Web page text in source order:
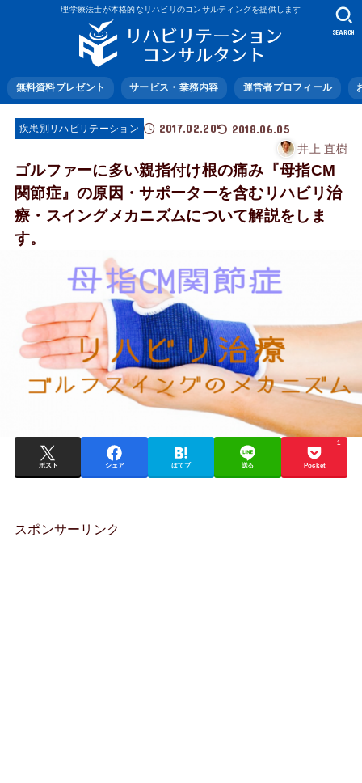
理学療法士が本格的なリハビリのコンサルティングを提供します
無料資料プレゼント サービス・業務内容 運営者プロフィール
SEARCH
疾患別リハビリテーション 2017.02.20 2018.06.05
井上 直樹
ゴルファーに多い親指付け根の痛み『母指CM
関節症』の原因・サポーターを含むリハビリ治
療・スイングメカニズムについて解説をしま
す。
ポスト シェア はてブ 送る Pocket
1
スポンサーリンク